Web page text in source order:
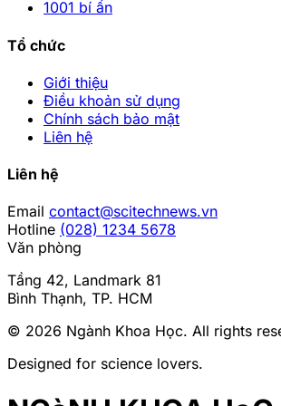
1001 bí ẩn
Tổ chức
Giới thiệu
Điều khoản sử dụng
Chính sách bảo mật
Liên hệ
Liên hệ
Email contact@scitechnews.vn
Hotline (028) 1234 5678
Văn phòng
Tầng 42, Landmark 81
Bình Thạnh, TP. HCM
© 2026 Ngành Khoa Học. All rights
Designed for science lovers.